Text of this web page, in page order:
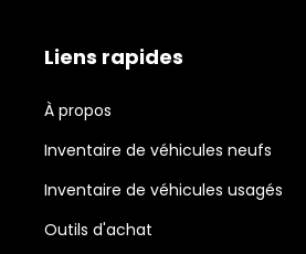
Liens rapides
À propos
Inventaire de véhicules neufs
Inventaire de véhicules usagés
Outils d'achat